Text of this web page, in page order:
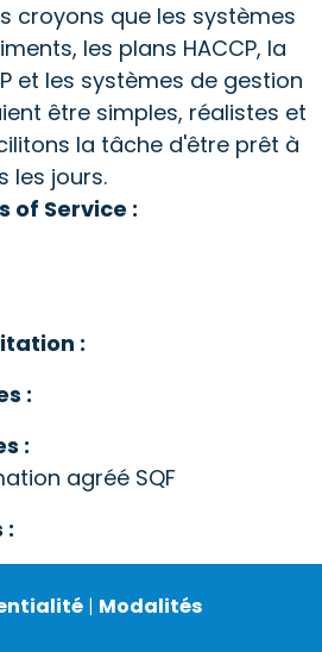
croyons que les systèmes
les plans HACCP, la
et les systèmes de gestion
être simples, réalistes et
la tâche d'être prêt à
les jours.
of Service :
:
:
:
agréé SQF
:
| Modalités